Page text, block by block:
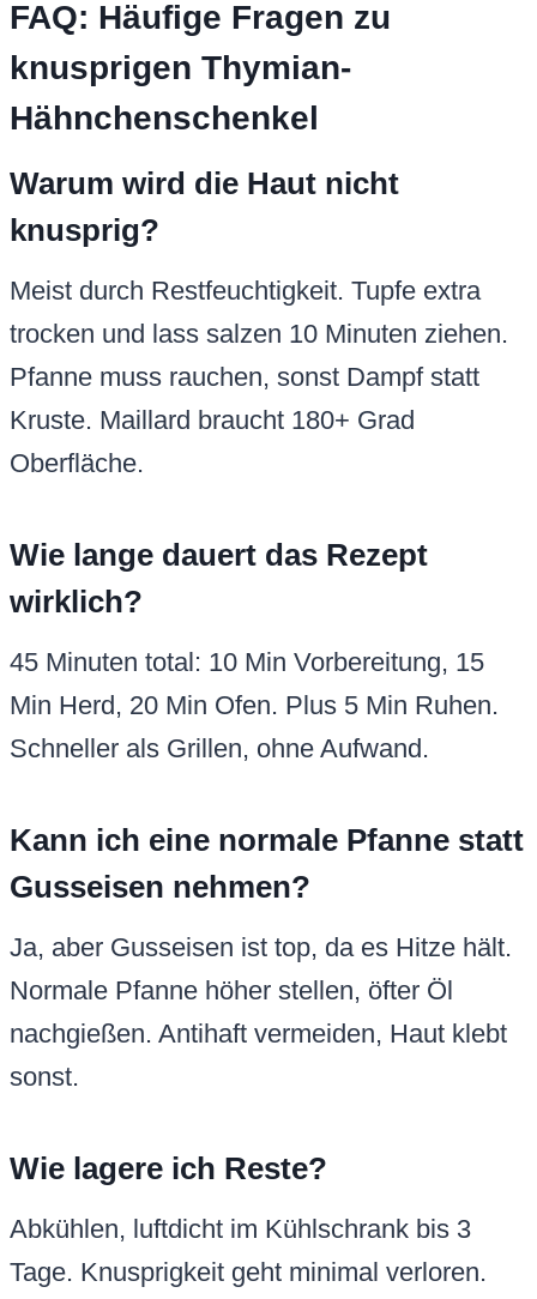
FAQ: Häufige Fragen zu
knusprigen Thymian-
Hähnchenschenkel
Warum wird die Haut nicht
knusprig?
Meist durch Restfeuchtigkeit. Tupfe extra
trocken und lass salzen 10 Minuten ziehen.
Pfanne muss rauchen, sonst Dampf statt
Kruste. Maillard braucht 180+ Grad
Oberfläche.
Wie lange dauert das Rezept
wirklich?
45 Minuten total: 10 Min Vorbereitung, 15
Min Herd, 20 Min Ofen. Plus 5 Min Ruhen.
Schneller als Grillen, ohne Aufwand.
Kann ich eine normale Pfanne statt
Gusseisen nehmen?
Ja, aber Gusseisen ist top, da es Hitze hält.
Normale Pfanne höher stellen, öfter Öl
nachgießen. Antihaft vermeiden, Haut klebt
sonst.
Wie lagere ich Reste?
Abkühlen, luftdicht im Kühlschrank bis 3
Tage. Knusprigkeit geht minimal verloren.